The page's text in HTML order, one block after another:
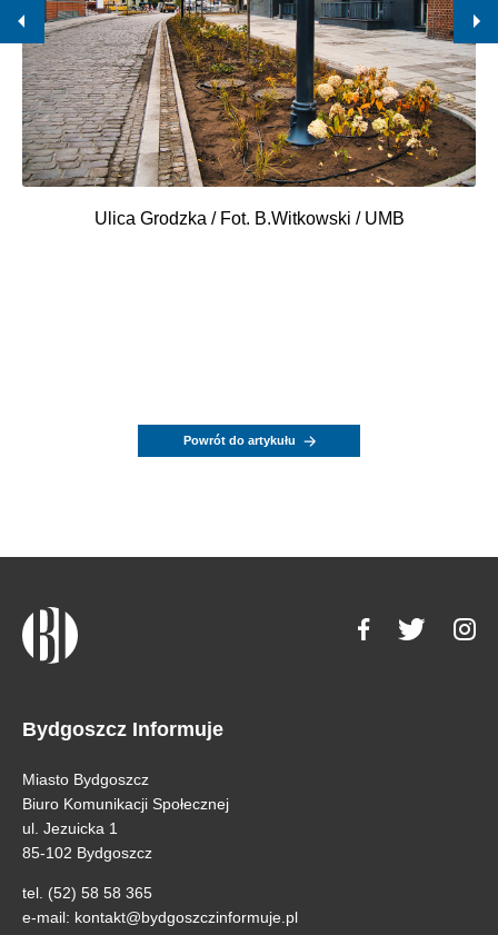
Ulica Grodzka / Fot. B.Witkowski / UMB
Powrót do artykułu
Bydgoszcz Informuje
Miasto Bydgoszcz
Biuro Komunikacji Społecznej
ul. Jezuicka 1
85-102 Bydgoszcz
tel. (52) 58 58 365
e-mail: kontakt@bydgoszczinformuje.pl